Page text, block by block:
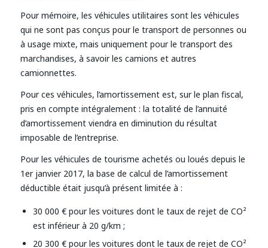
Pour mémoire, les véhicules utilitaires sont les véhicules
qui ne sont pas conçus pour le transport de personnes ou
à usage mixte, mais uniquement pour le transport des
marchandises, à savoir les camions et autres
camionnettes.
Pour ces véhicules, l’amortissement est, sur le plan fiscal,
pris en compte intégralement : la totalité de l’annuité
d’amortissement viendra en diminution du résultat
imposable de l’entreprise.
Pour les véhicules de tourisme achetés ou loués depuis le
1er janvier 2017, la base de calcul de l’amortissement
déductible était jusqu’à présent limitée à :
30 000 € pour les voitures dont le taux de rejet de CO²
est inférieur à 20 g/km ;
20 300 € pour les voitures dont le taux de rejet de CO²